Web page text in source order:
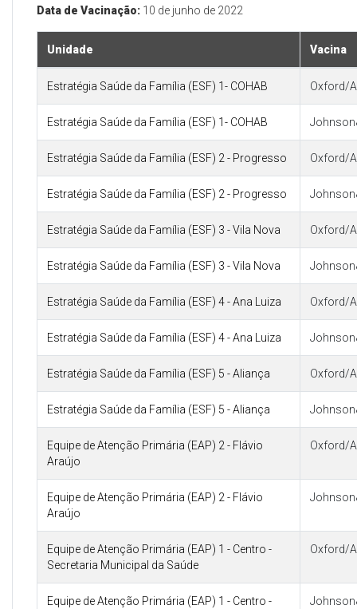
Data de Vacinação: 10 de junho de 2022
Unidade Vacina
Estratégia Saúde da Família (ESF) 1- COHAB Oxford/
Estratégia Saúde da Família (ESF) 1- COHAB
Estratégia Saúde da Família (ESF) 2 - Progresso Oxford/
Estratégia Saúde da Família (ESF) 2 - Progresso
Estratégia Saúde da Família (ESF) 3 - Vila Nova Oxford/
Estratégia Saúde da Família (ESF) 3 - Vila Nova
Estratégia Saúde da Família (ESF) 4 - Ana Luiza Oxford/
Estratégia Saúde da Família (ESF) 4 - Ana Luiza
Estratégia Saúde da Família (ESF) 5 - Aliança Oxford/
Estratégia Saúde da Família (ESF) 5 - Aliança
Equipe de Atenção Primária (EAP) 2 - Flávio
Araújo
Oxford/
Equipe de Atenção Primária (EAP) 2 - Flávio
Araújo
Equipe de Atenção Primária (EAP) 1 - Centro -
Secretaria Municipal da Saúde
Oxford/
Equipe de Atenção Primária (EAP) 1 - Centro -